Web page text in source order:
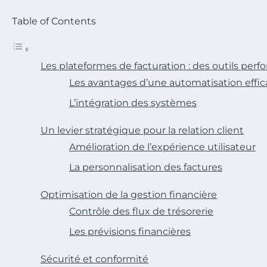
Table of Contents
Les plateformes de facturation : des outils
Les avantages d’une automatisation
L’intégration des systèmes
Un levier stratégique pour la relation client
Amélioration de l’expérience utilisateur
La personnalisation des factures
Optimisation de la gestion financière
Contrôle des flux de trésorerie
Les prévisions financières
Sécurité et conformité